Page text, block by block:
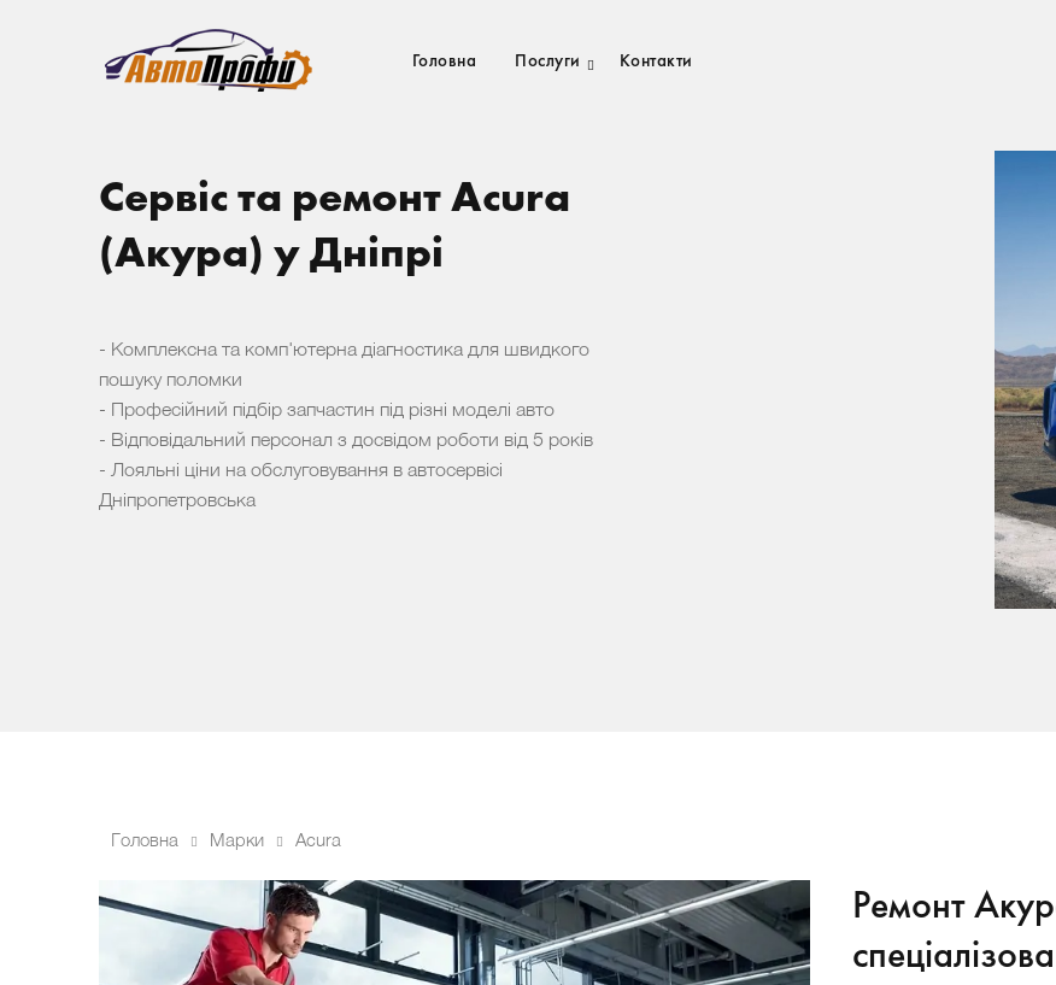
Головна Послуги Контакти
Сервіс та ремонт Acura
(Акура) у Дніпрі
- Комплексна та комп'ютерна діагностика для швидкого
пошуку поломки
- Професійний підбір запчастин під різні моделі авто
- Відповідальний персонал з досвідом роботи від 5 років
- Лояльні ціни на обслуговування в автосервісі
Дніпропетровська
Головна Марки Acura
Ремонт